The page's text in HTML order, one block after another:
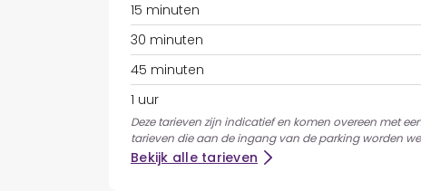
15 minuten
30 minuten
45 minuten
1 uur
Deze tarieven zijn indicatief en komen overeen met
tarieven die aan de ingang van de parking worden
Bekijk alle tarieven